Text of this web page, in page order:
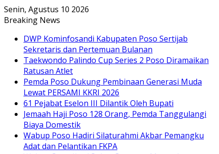
Senin, Agustus 10 2026
Breaking News
DWP Kominfosandi Kabupaten Poso Sertijab
Sekretaris dan Pertemuan Bulanan
Taekwondo Palindo Cup Series 2 Poso Diramaikan
Ratusan Atlet
Pemda Poso Dukung Pembinaan Generasi Muda
Lewat PERSAMI KKRI 2026
61 Pejabat Eselon III Dilantik Oleh Bupati
Jemaah Haji Poso 128 Orang, Pemda Tanggulangi
Biaya Domestik
Wabup Poso Hadiri Silaturahmi Akbar Pemangku
Adat dan Pelantikan FKPA